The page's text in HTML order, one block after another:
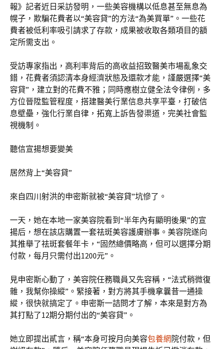
報》記者近日采訪發明，一些美容機構以低息甚至無息為
幌子，欺騙花費者以“美容貸”的方法“為美買單”。一些花
費者被低利率吸引請求了存款，成果被收取各類項目的額
定所需支出。
受訪專家指出，高利率背后的高收益招致醫美市場亂象交
錯，花費者須認清本身經濟狀態及還款才能，謹嚴選擇“美
容貸”，建立對的花費不雅；同時應樹立健全法令律例，多
方位晉陞監管程度，搭建醫美行業信息共享平臺，打破信
息壁壘，強化行業自律，拓寬上訴告發渠道，完美社會監
視機制。
聽信宣揚想要變美
居然背上“美容貸”
來自四川射洪的申密斯就被“美容貸”坑慘了。
一天，她在本地一家美容院看到“半年內有顯明後果”的宣
揚后，想在該店購置一套祛斑美容護膚辦事。美容院遂向
其推舉了祛斑套餐年卡，“固然總價略高，但可以選擇分期
付款，每月只需付出1200元”。
見申密斯心動了，美容院任務職員又先容稱，“法式稍微復
雜，我幫你操縱”。緊接著，對方將其手機拿曩昔一通操
縱，很快就搞定了。申密斯一詰問才了解，本來是對方為
其打點了12期分期付出的“美容貸”。
她立即提出貳言，稱“本身可按月向美容包養網 院付款，但